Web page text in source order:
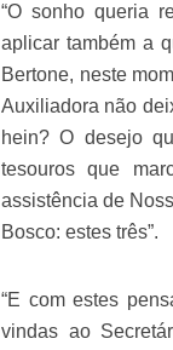
“O sonho queria
aplicar também a
Bertone, neste
Auxiliadora não
hein? O desejo
tesouros que
assistência de
Bosco: estes três”.
“E com estes
vindas ao